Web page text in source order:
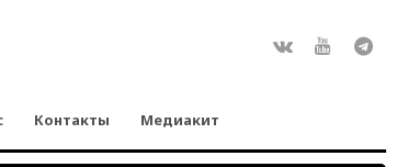
Контакты Медиакит